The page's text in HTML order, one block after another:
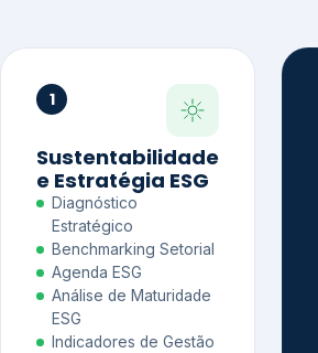
1
Sustentabilidade
e Estratégia ESG
Diagnóstico
Estratégico
Benchmarking Setorial
Agenda ESG
Análise de Maturidade
ESG
Indicadores de Gestão